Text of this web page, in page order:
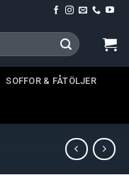
SOFFOR & FÅTÖLJER